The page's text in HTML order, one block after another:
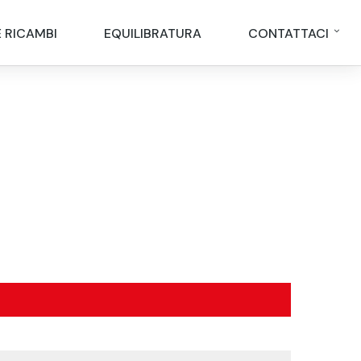
RICAMBI EQUILIBRATURA CONTATTACI